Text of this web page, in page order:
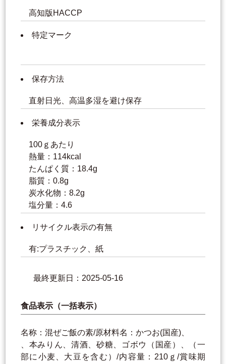
高知版HACCP
特定マーク
保存方法
直射日光、高温多湿を避け保存
栄養成分表示
100ｇあたり
熱量：114kcal
たんぱく質：18.4g
脂質：0.8g
炭水化物：8.2g
塩分量：4.6
リサイクル表示の有無
有:プラスチック、紙
最終更新日：2025-05-16
食品表示（一括表示）
名称：混ぜご飯の素/原材料名：かつお(国産)、
、本みりん、清酒、砂糖、ゴボウ（国産）、（一
部に小麦、大豆を含む）/内容量：210ｇ/賞味期